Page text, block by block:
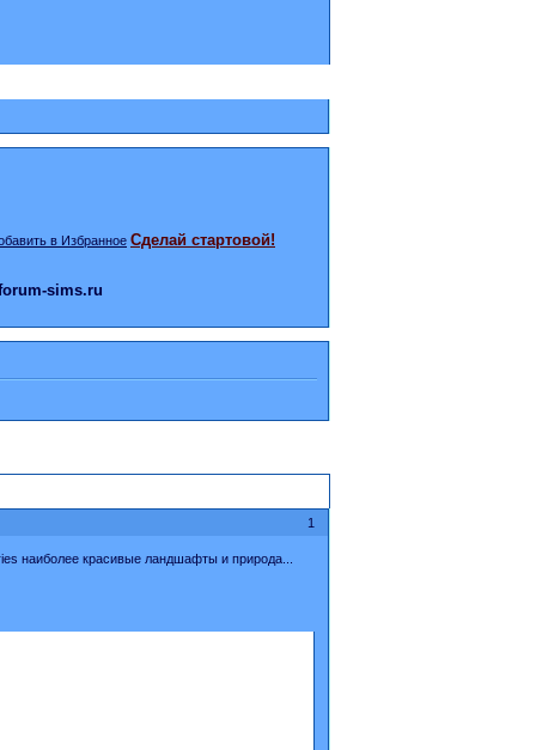
Сделай стартовой!
sims.ru
1
наиболее красивые ландшафты и природа...